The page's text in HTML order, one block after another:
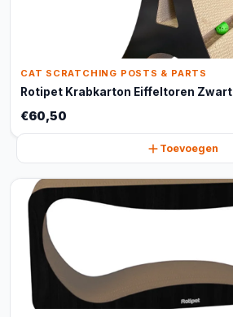
CAT SCRATCHING POSTS & PARTS
Rotipet Krabkarton Eiffeltoren Zwart
€60,50
Toevoegen